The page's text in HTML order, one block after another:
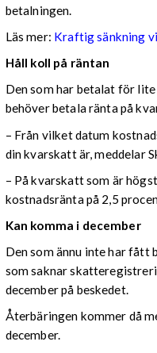
betalningen.
Läs mer: Kraftig sänkning
Håll koll på räntan
Den som har betalat för
behöver betala ränta på
– Från vilket datum
din kvarskatt är, meddelar
– På kvarskatt som är
kostnadsränta på 2,5
Kan komma i december
Den som ännu inte har fått
som saknar
december på beskedet.
Återbäringen kommer då
december.